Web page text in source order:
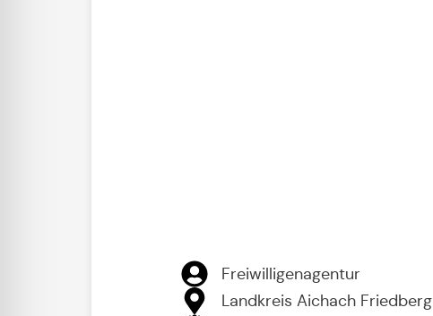
Freiwilligenagentur
Landkreis Aichach Friedberg